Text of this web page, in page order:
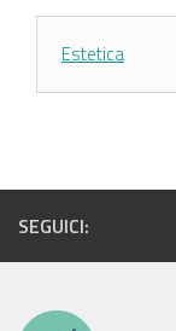
Estetica
SEGUICI: